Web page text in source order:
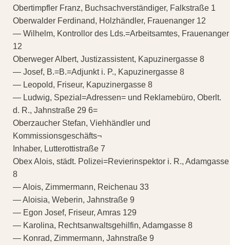
Obertimpfler Franz, Buchsachverständiger, Falkstraße 1
Oberwalder Ferdinand, Holzhändler, Frauenanger 12
— Wilhelm, Kontrollor des Lds.=Arbeitsamtes, Frauenanger
12
Oberweger Albert, Justizassistent, Kapuzinergasse 8
— Josef, B.=B.=Adjunkt i. P., Kapuzinergasse 8
— Leopold, Friseur, Kapuzinergasse 8
— Ludwig, Spezial=Adressen= und Reklamebüro, Oberlt.
d. R., Jahnstraße 29 6=
Oberzaucher Stefan, Viehhändler und
Kommissionsgeschäfts¬
Inhaber, Lutterottistraße 7
Obex Alois, städt. Polizei=Revierinspektor i. R., Adamgasse
8
— Alois, Zimmermann, Reichenau 33
— Aloisia, Weberin, Jahnstraße 9
— Egon Josef, Friseur, Amras 129
— Karolina, Rechtsanwaltsgehilfin, Adamgasse 8
— Konrad, Zimmermann, Jahnstraße 9